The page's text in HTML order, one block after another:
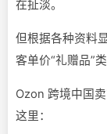
在扯淡。
但根据各种资料
客单价“礼赠品”
Ozon 跨境中国
这里：